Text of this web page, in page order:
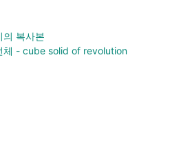
의 복사본
체 - cube solid of revolution